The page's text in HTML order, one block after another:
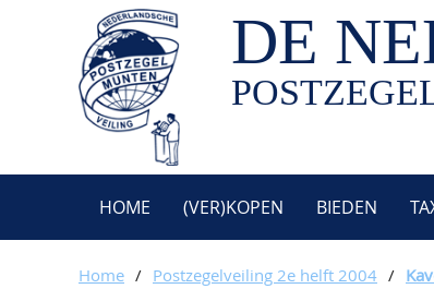
DE
HOME (VER)KOPEN BIEDEN
Home / Postzegelveiling 2e helft 2004 /